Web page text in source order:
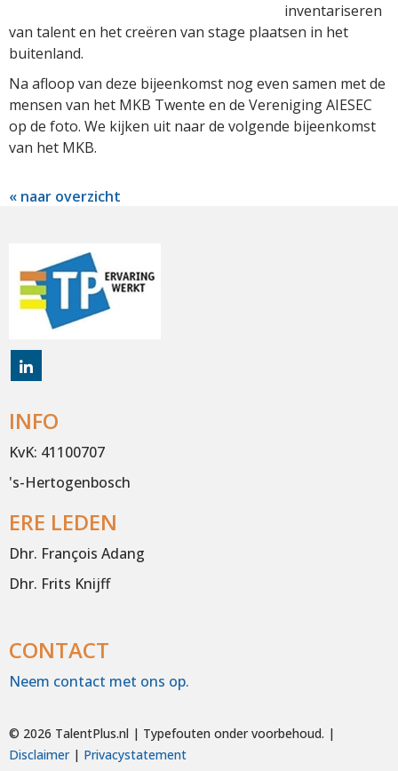
inventariseren
van talent en het creëren van stage plaatsen in het
buitenland.
Na afloop van deze bijeenkomst nog even samen met de
mensen van het MKB Twente en de Vereniging AIESEC
op de foto. We kijken uit naar de volgende bijeenkomst
van het MKB.
« naar overzicht
INFO
KvK: 41100707
's-Hertogenbosch
ERE LEDEN
Dhr. François Adang
Dhr. Frits Knijff
CONTACT
Neem contact met ons op.
© 2026 TalentPlus.nl | Typefouten onder voorbehoud. |
Disclaimer| Privacystatement